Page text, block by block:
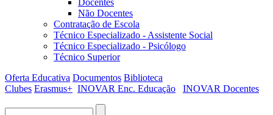
Docentes
Não Docentes
Contratação de Escola
Técnico Especializado - Assistente Social
Técnico Especializado - Psicólogo
Técnico Superior
Oferta Educativa Documentos Biblioteca
Clubes Erasmus+ INOVAR Enc. Educação INOVAR Docentes
Procurar